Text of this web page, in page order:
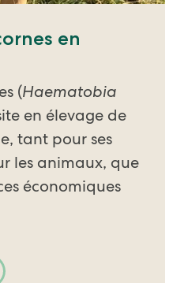
en
(Haematobia
en élevage de
tant pour ses
les animaux, que
économiques